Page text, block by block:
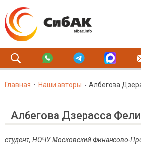
Главная Наши авторы Албегова
Албегова Дзерасса
студент, НОЧУ Московский Финансово-